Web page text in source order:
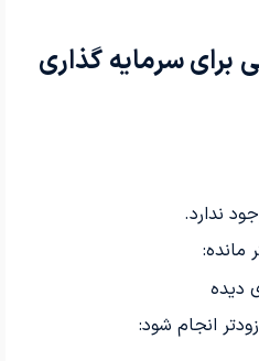
برای سرمایه گذاری
ندارد.
مانده:
دیده
انجام شود: